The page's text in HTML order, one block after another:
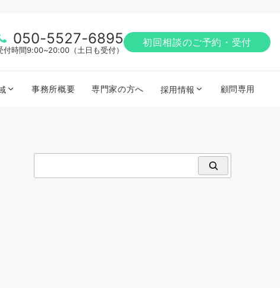
050-5527-6895
付時間9:00~20:00（土日も受付）
初回相談のご予約・受付
事務所概要 専門家の方へ 採用情報 顧問専用